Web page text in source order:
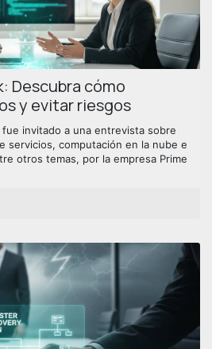
Descubra cómo
y evitar riesgos
fue invitado a una entrevista sobre
servicios, computación en la nube e
otros temas, por la empresa Prime